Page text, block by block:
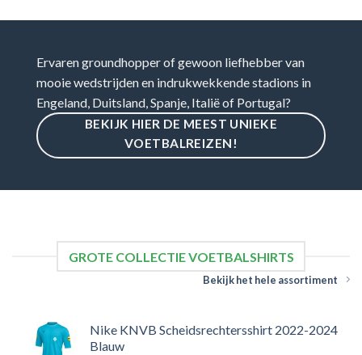
Ervaren groundhopper of gewoon liefhebber van
mooie wedstrijden en indrukwekkende stadions in
Engeland, Duitsland, Spanje, Italië of Portugal?
BEKIJK HIER DE MEEST UNIEKE
VOETBALREIZEN!
GROTE COLLECTIE VOETBALSHIRTS
Bekijk het hele assortiment
Nike KNVB Scheidsrechtersshirt 2022-2024
Blauw